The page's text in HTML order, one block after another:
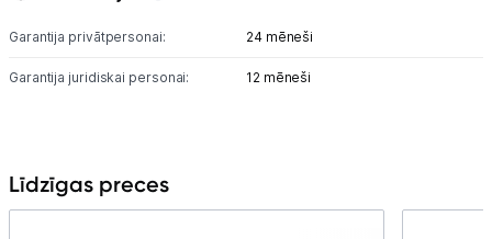
Garantija privātpersonai: 24 mēneši
Garantija juridiskai personai: 12 mēneši
Līdzīgas preces